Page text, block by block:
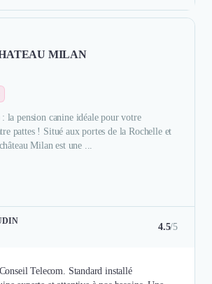
MILAN
la pension canine idéale pour votre
pattes ! Situé aux portes de la Rochelle et
Milan est une ...
4.5/5
Telecom. Standard installé